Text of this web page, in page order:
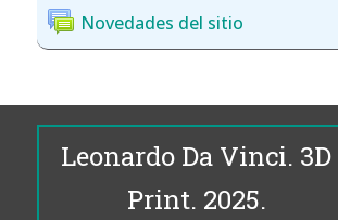
Novedades del sitio
Leonardo Da Vinci. 3D
Print. 2025.